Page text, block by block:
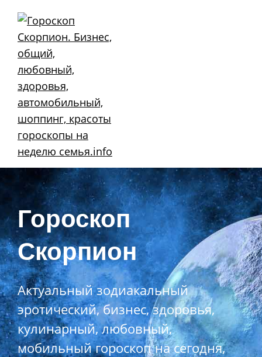
content
Гороскоп
Скорпион
Актуальный зодиакальный
эротический, бизнес, здоровья,
кулинарный, любовный,
мобильный гороскоп на сегодня,